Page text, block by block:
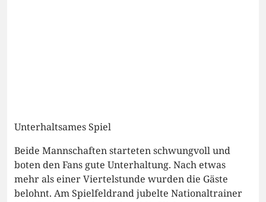
Unterhaltsames Spiel
Beide Mannschaften starteten schwungvoll und
boten den Fans gute Unterhaltung. Nach etwas
mehr als einer Viertelstunde wurden die Gäste
belohnt. Am Spielfeldrand jubelte Nationaltrainer